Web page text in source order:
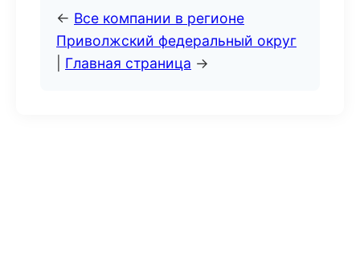
← Все компании в регионе
Приволжский федеральный округ
Главная страница →